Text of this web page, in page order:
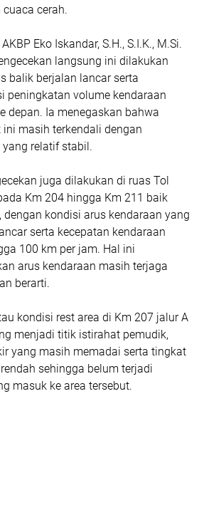
cerah.
Eko Iskandar, S.H., S.I.K., M.Si.
langsung ini dilakukan
balik berjalan lancar serta
peningkatan volume kendaraan
depan. Ia menegaskan bahwa
masih terkendali dengan
yang relatif stabil.
juga dilakukan di ruas Tol
Km 204 hingga Km 211 baik
dengan kondisi arus kendaraan yang
serta kecepatan kendaraan
100 km per jam. Hal ini
arus kendaraan masih terjaga
berarti.
kondisi rest area di Km 207 jalur A
menjadi titik istirahat pemudik,
yang masih memadai serta tingkat
sehingga belum terjadi
masuk ke area tersebut.